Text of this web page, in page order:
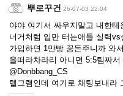
뿌로꾸건 26-07-03 22:04
야야 여기서 싸우지말고 내한
너거처럼 입만 터는애들 실력
가입하면 1만빵 꽁돈주니까 와
을떠라차라리 아니면 5:5팀짜
@Donbbang_CS
텔그램인데 여기로 채팅보내라